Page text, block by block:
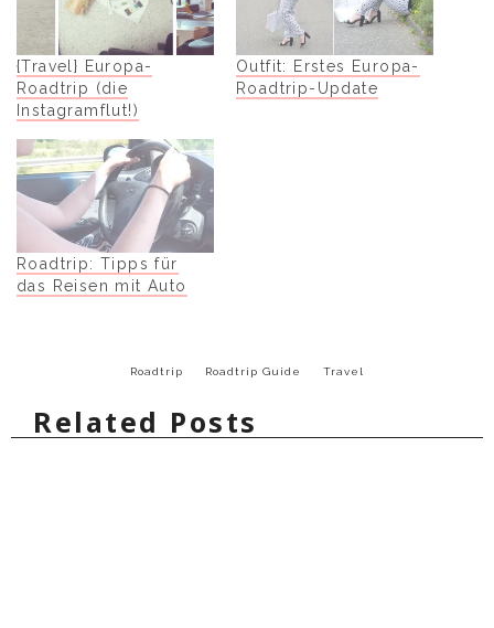
{Travel} Europa-
Roadtrip (die
Instagramflut!)
Outfit: Erstes Europa-
Roadtrip-Update
Roadtrip: Tipps für
das Reisen mit Auto
Roadtrip Roadtrip Guide Travel
Related Posts